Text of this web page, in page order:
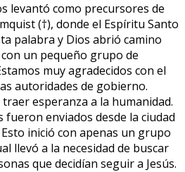
levantó como precursores de
(†), donde el Espíritu Santo
palabra y Dios abrió camino
un pequeño grupo de
muy agradecidos con el
autoridades de gobierno.
esperanza a la humanidad.
enviados desde la ciudad
inició con apenas un grupo
llevó a la necesidad de buscar
que decidían seguir a Jesús.